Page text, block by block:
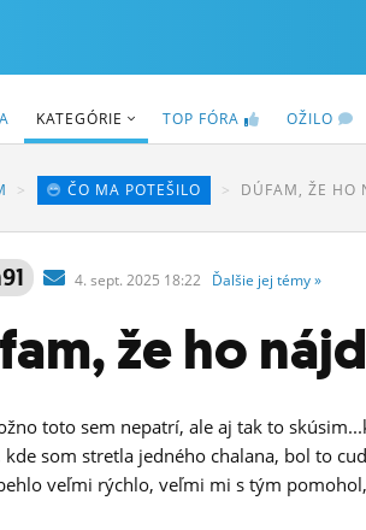
KATEGÓRIE TOP FÓRA OŽILO
ČO MA POTEŠILO DÚFAM, ŽE HO
4. sept. 2025 18:22 Ďalšie jej témy»
že ho
toto sem nepatrí, ale aj tak to
kde som stretla jedného chalana, bol to
veľmi rýchlo, veľmi mi s tým